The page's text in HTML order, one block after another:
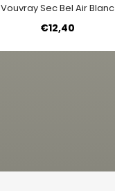
Vouvray Sec Bel Air Blanc
€12,40